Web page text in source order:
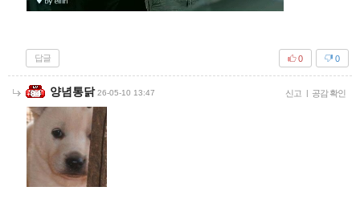
답글 0
0
양념통닭 26-05-10 13:47 신고 공감 확인